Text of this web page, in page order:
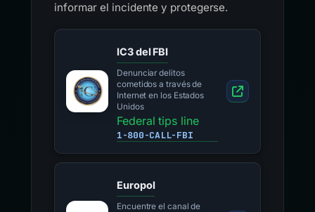
informar el incidente y protegerse.
IC3 del FBI
Denunciar delitos
cometidos a través de
Internet en los Estados
Unidos
Federal tips line
1-800-CALL-FBI
Europol
Encuentre el canal de